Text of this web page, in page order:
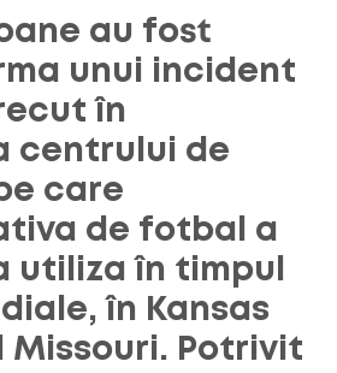
au fost
unui incident
în
centrului de
care
de fotbal a
utiliza în timpul
în Kansas
Missouri. Potrivit